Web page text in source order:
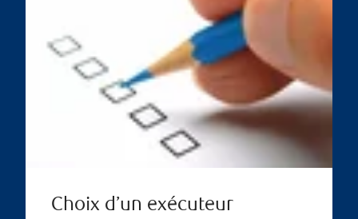
Choix d’un exécuteur